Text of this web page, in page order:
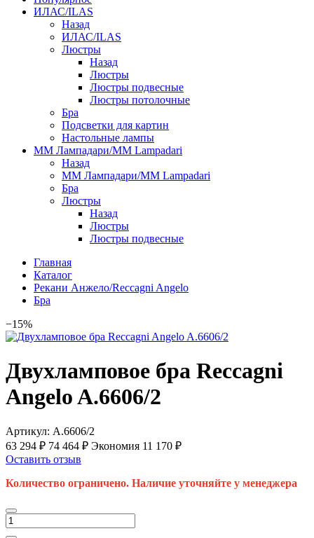
ИЛАС/ILAS
Назад
ИЛАС/ILAS
Люстры
Назад
Люстры
Люстры подвесные
Люстры потолочные
Бра
Подсветки для картин
Настольные лампы
ММ Лампадари/MM Lampadari
Назад
ММ Лампадари/MM Lampadari
Бра
Люстры
Назад
Люстры
Люстры подвесные
Главная
Каталог
Рекани Анжело/Reccagni Angelo
Бра
−15%
Двухламповое бра Reccagni
Angelo A.6606/2
Артикул: A.6606/2
63 294 ₽ 74 464 ₽ Экономия 11 170 ₽
Оставить отзыв
Количество ограничено. Наличие уточняйте у менеджера